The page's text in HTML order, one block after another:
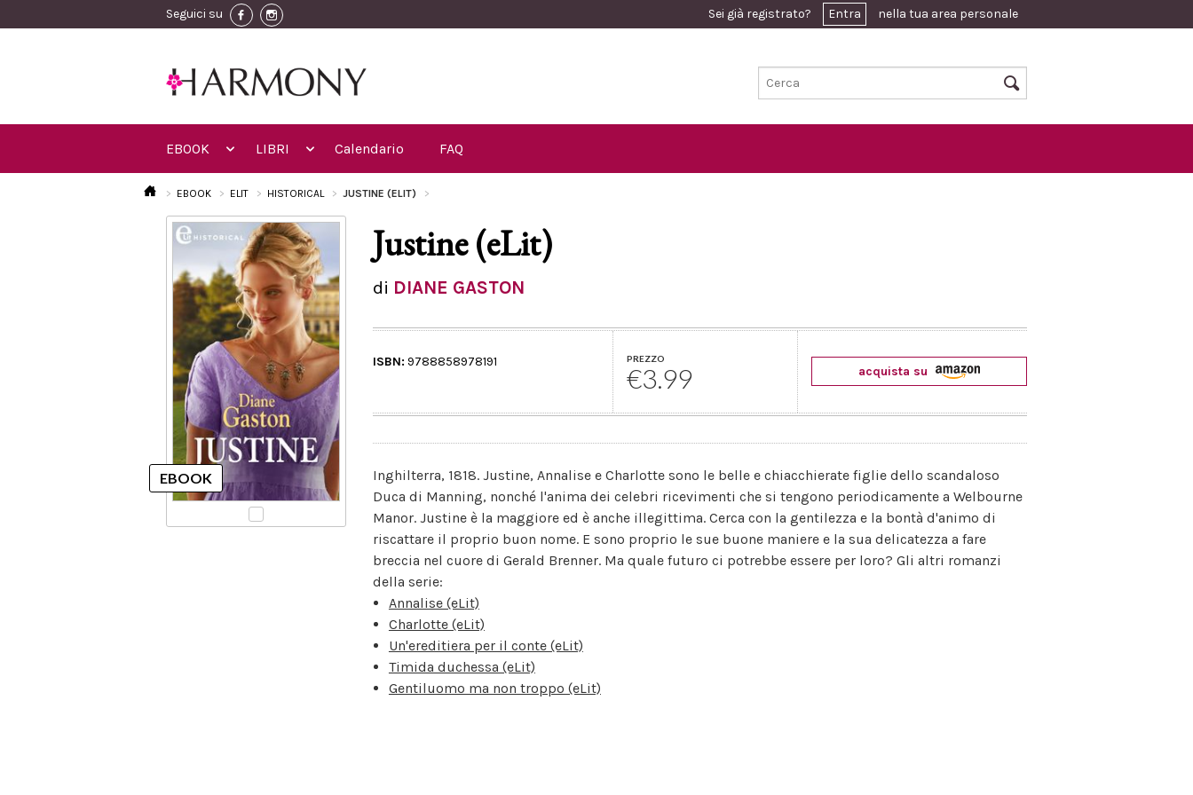
Seguici su Sei già registrato? Entra nella tua area personale
EBOOK LIBRI Calendario FAQ
EBOOK ELIT HISTORICAL JUSTINE (ELIT)
Justine (eLit)
di DIANE GASTON
ISBN: 9788858978191 PREZZO
€3.99 acquista su
Inghilterra, 1818. Justine, Annalise e Charlotte sono le belle e chiacchierate figlie dello scandaloso
Duca di Manning, nonché l'anima dei celebri ricevimenti che si tengono periodicamente a Welbourne
Manor. Justine è la maggiore ed è anche illegittima. Cerca con la gentilezza e la bontà d'animo di
riscattare il proprio buon nome. E sono proprio le sue buone maniere e la sua delicatezza a fare
breccia nel cuore di Gerald Brenner. Ma quale futuro ci potrebbe essere per loro? Gli altri romanzi
della serie:
Annalise (eLit)
Charlotte (eLit)
Un'ereditiera per il conte (eLit)
Timida duchessa (eLit)
Gentiluomo ma non troppo (eLit)